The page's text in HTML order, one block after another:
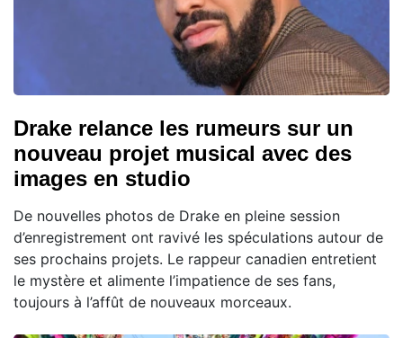
Drake relance les rumeurs sur un
nouveau projet musical avec des
images en studio
De nouvelles photos de Drake en pleine session
d’enregistrement ont ravivé les spéculations autour de
ses prochains projets. Le rappeur canadien entretient
le mystère et alimente l’impatience de ses fans,
toujours à l’affût de nouveaux morceaux.